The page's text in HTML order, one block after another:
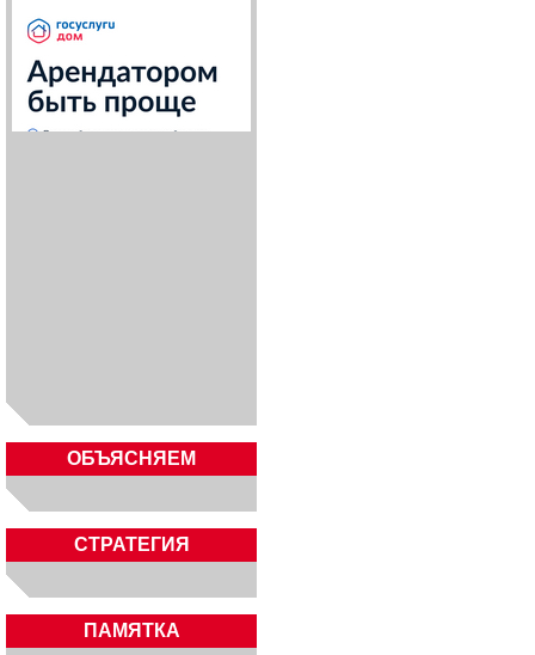
ОБЪЯСНЯЕМ
СТРАТЕГИЯ
ПАМЯТКА